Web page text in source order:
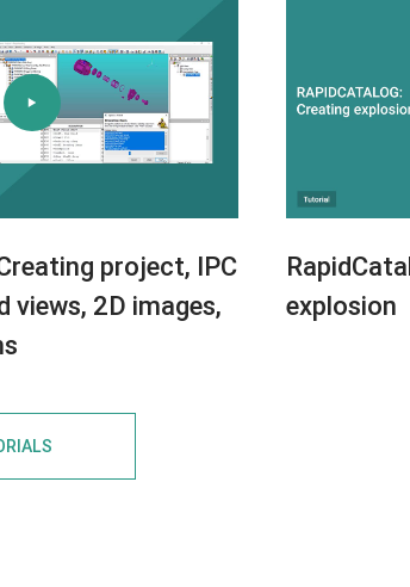
project, IPC
views, 2D images,
explosion